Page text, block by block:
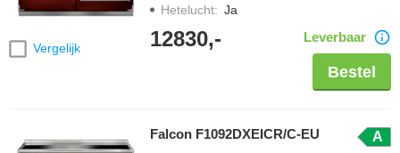
Vergelijk
Hetelucht: Ja
12830,- Leverbaar
Bestel
Falcon F1092DXEICR/C-EU A